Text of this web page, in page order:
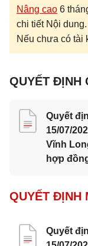
Nâng cao 6
chi tiết Nội dung.
Nếu chưa có tài
QUYẾT ĐỊNH
Quyết
15/07/
Vĩnh
hợp
QUYẾT ĐỊNH
Quyết